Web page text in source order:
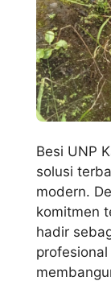
Besi UNP
solusi
modern.
komitmen
hadir